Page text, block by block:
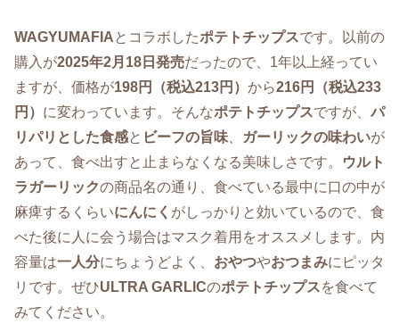
WAGYUMAFIAとコラボしたポテトチップスです。以前の
購入が2025年2月18日発売だったので、1年以上経ってい
ますが、価格が198円（税込213円） から216円（税込233
円） に変わっています。そんなポテトチップスですが、 パ
リパリとした食感と ビーフの旨味 ガーリックの味わいが
あって、食べ出すと止まらなくなる美味しさです。
ウルト
ラガーリックの商品名の通り、食べている最中に口の中が
麻痺するくらいにんにく がしっかりと効いているので、食
べた後に人に会う場合はマスク着用をオススメします。内
容量は一人分にちょうどよく、 おやつやおつまみにピッタ
リです。ぜひULTRA GARLICのポテトチップスを食べて
みてください。